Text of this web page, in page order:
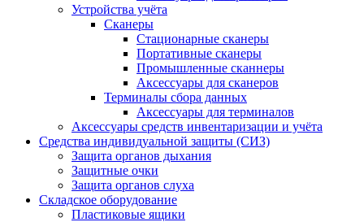
Устройства учёта
Сканеры
Стационарные сканеры
Портативные сканеры
Промышленные сканнеры
Аксессуары для сканеров
Терминалы сбора данных
Аксессуары для терминалов
Аксессуары средств инвентаризации и учёта
Средства индивидуальной защиты (СИЗ)
Защита органов дыхания
Защитные очки
Защита органов слуха
Складское оборудование
Пластиковые ящики